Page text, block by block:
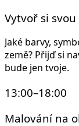
Vytvoř si
Jaké barvy,
země? Přijď si
bude jen tvoje.
13:00–18:00
Malování na